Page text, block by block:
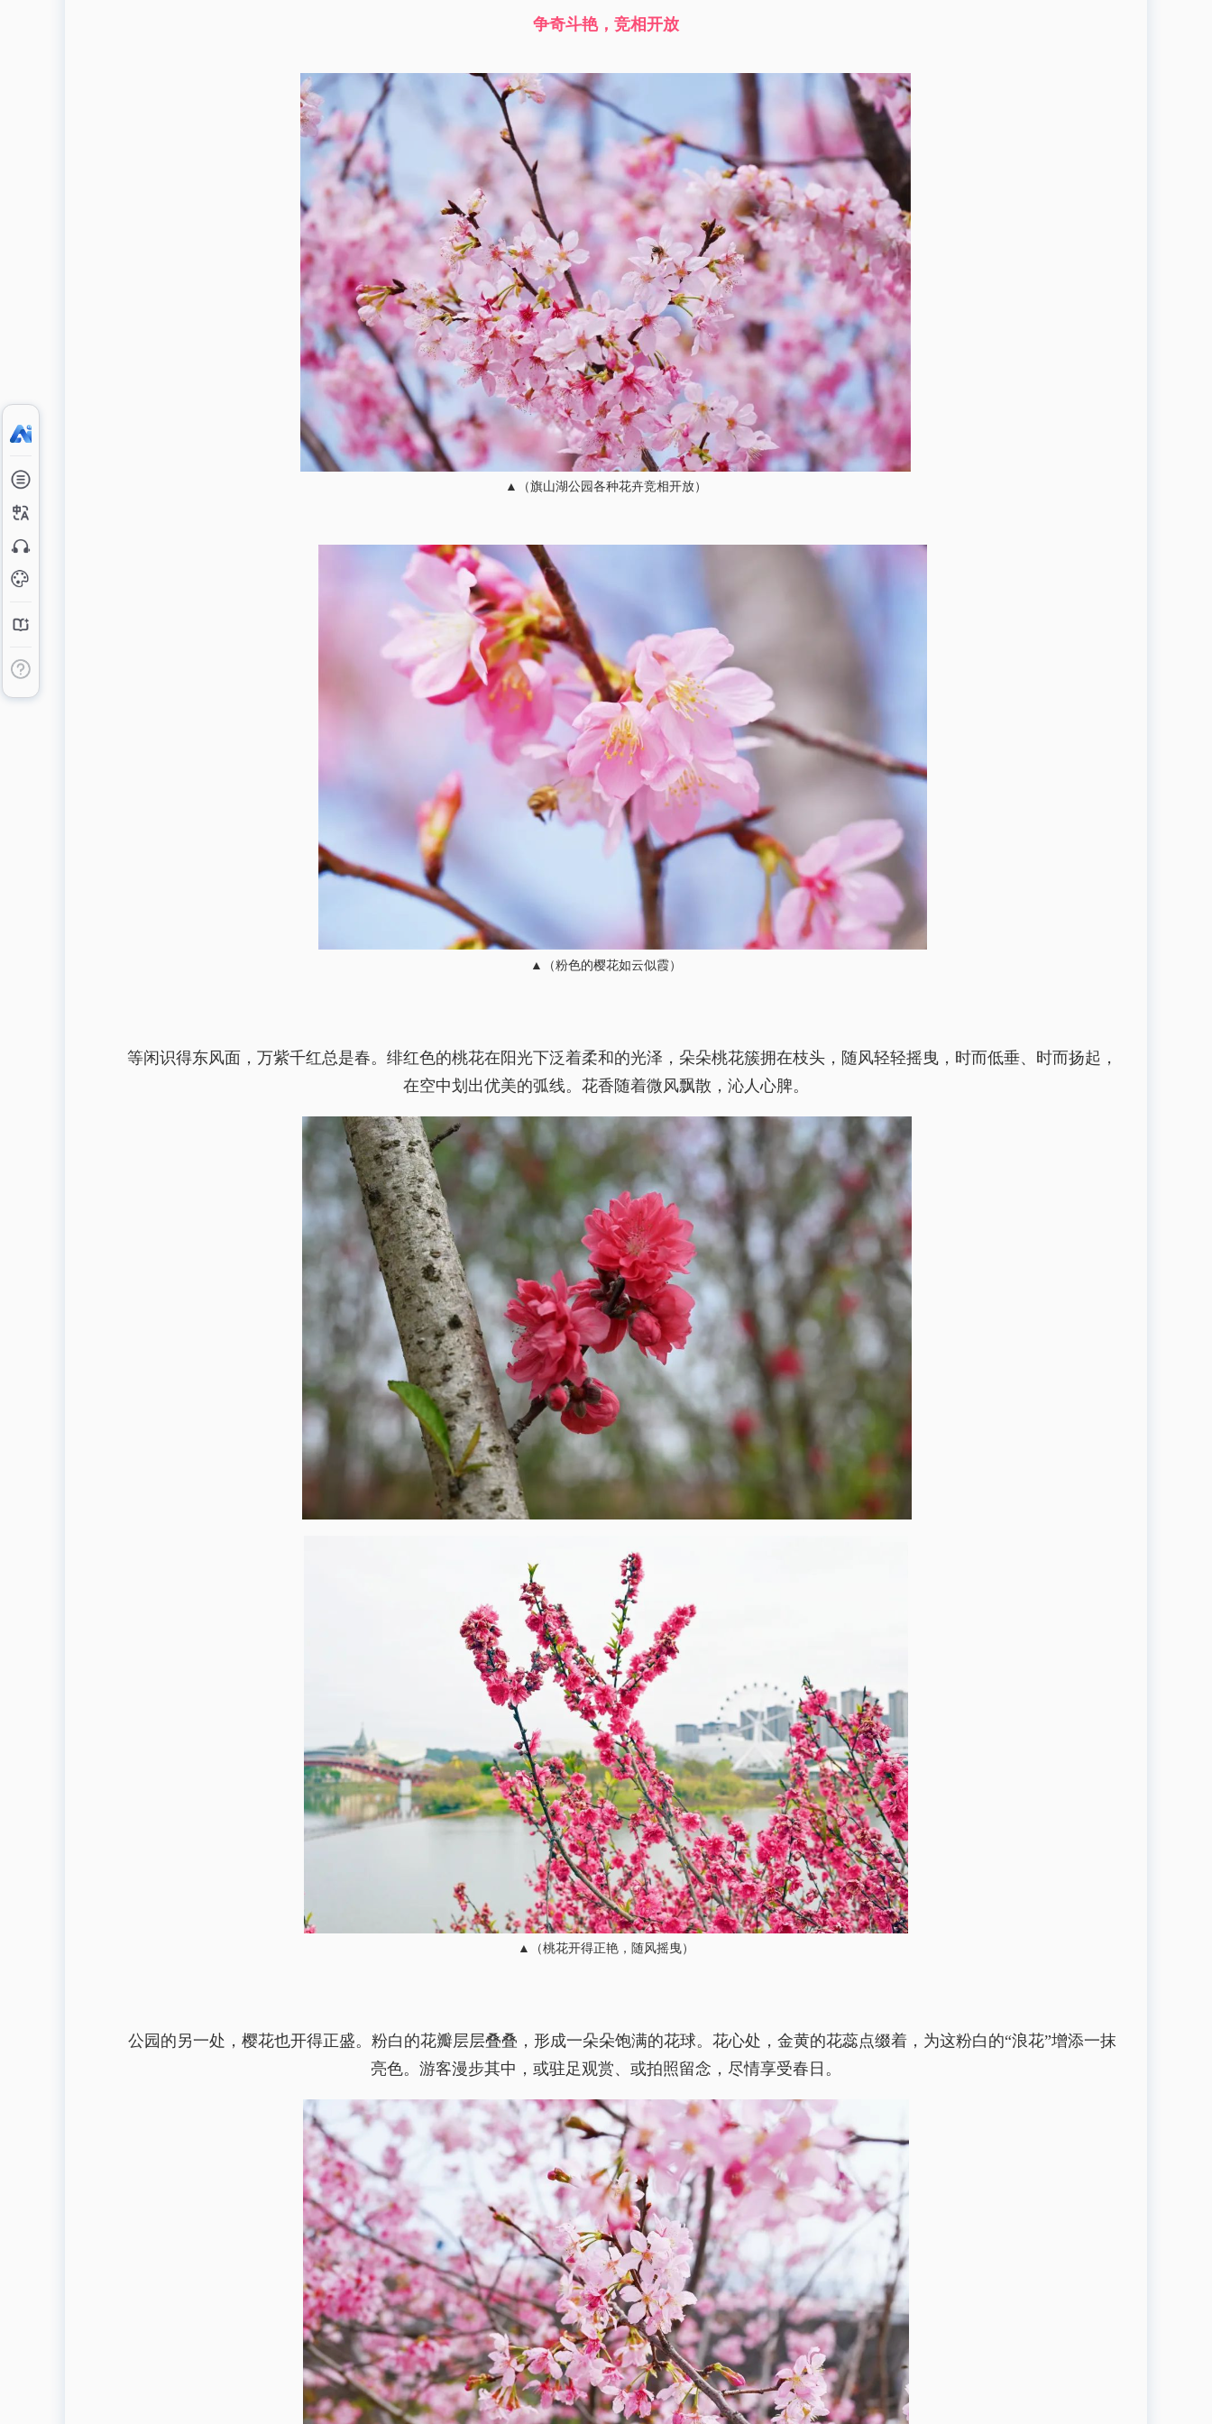
争奇斗艳，竞相开放
▲（旗山湖公园各种花卉竞相开放）
▲（粉色的樱花如云似霞）
等闲识得东风面，万紫千红总是春。绯红色的桃花在阳光下泛着柔和的光泽，朵朵桃花簇拥在枝头，随风轻轻摇曳，时而低垂、时而扬起，
在空中划出优美的弧线。花香随着微风飘散，沁人心脾。
▲（桃花开得正艳，随风摇曳）
公园的另一处，樱花也开得正盛。粉白的花瓣层层叠叠，形成一朵朵饱满的花球。花心处，金黄的花蕊点缀着，为这粉白的“浪花”增添一抹
亮色。游客漫步其中，或驻足观赏、或拍照留念，尽情享受春日。
检测到非中文内容
是否启用自动翻译功能？
开启后5天内将文章内容快速呈现对应浏览器设置语言的
译文！
开启 关闭